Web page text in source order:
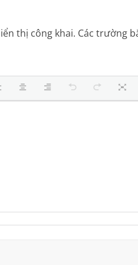
thị công khai. Các trường